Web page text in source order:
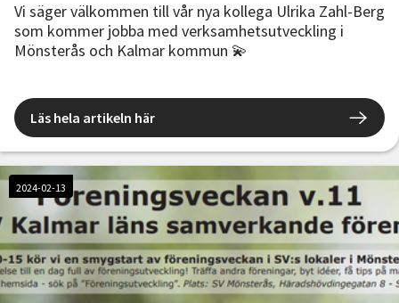
Vi säger välkommen till vår nya kollega Ulrika Zahl-Berg
som kommer jobba med verksamhetsutveckling i
Mönsterås och Kalmar kommun 💫
Läs hela artikeln här
2024-02-13